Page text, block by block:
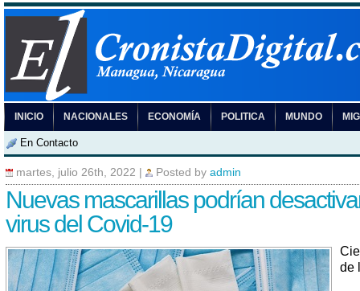
INICIO NACIONALES ECONOMÍA POLITICA MUNDO
En Contacto
martes, julio 26th, 2022 Posted by admin
Nuevas mascarillas podrían
virus del Covid-19
de